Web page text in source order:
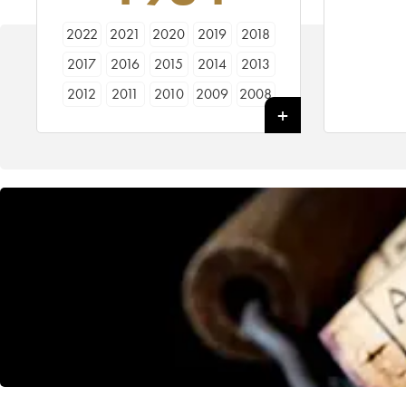
2022 2021 2020 2019
2018
2017
2016 2015 2014
2013
2012
2011 2010 2009
2008
1997
1996 1995 1994
1993
1989
1988
1984
1983
1980 1979
1978
1973
1969
1967
1962
1961
1960
1959 1958 1957
1956